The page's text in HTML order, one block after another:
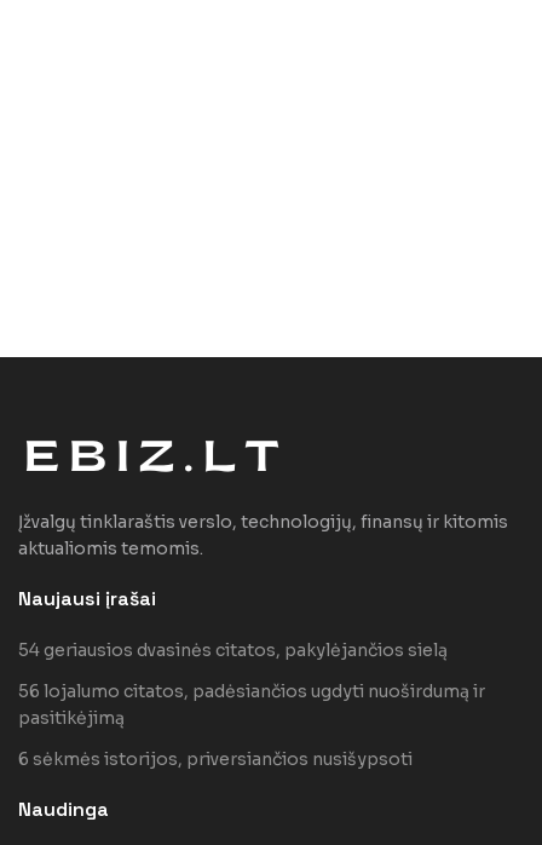
Įžvalgų tinklaraštis verslo, technologijų, finansų ir kitomis
aktualiomis temomis.
Naujausi įrašai
54 geriausios dvasinės citatos, pakylėjančios sielą
56 lojalumo citatos, padėsiančios ugdyti nuoširdumą ir
pasitikėjimą
6 sėkmės istorijos, priversiančios nusišypsoti
Naudinga